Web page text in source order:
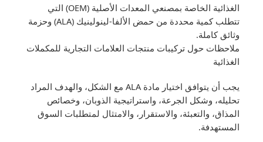
الغذائية الخاصة بمصنعي المعدات الأصلية (OEM) التي
تتطلب كمية محددة من حمض الألفا-لينولينيك (ALA) وحزمة
وثائق كاملة.
ملاحظات حول تركيبات منتجات العلامات التجارية للمكملات
الغذائية
يجب أن يتوافق اختيار مادة ALA مع الشكل، والهدف المراد
تحليله، وشكل الجرعة، واستراتيجية الذوبان، وخصائص
المذاق، والتعبئة، والاستقرار، والامتثال لمتطلبات السوق
المستهدفة.